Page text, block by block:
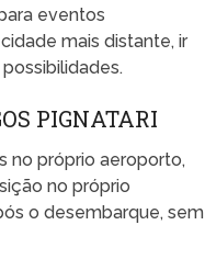
eventos
mais distante, ir
PIGNATARI
no próprio aeroporto,
no próprio
o desembarque, sem